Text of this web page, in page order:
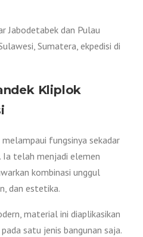
Jabodetabek dan Pulau
Sumatera, ekpedisi di
Kliplok
fungsinya sekadar
Ia telah menjadi elemen
kombinasi unggul
dan estetika.
material ini diaplikasikan
satu jenis bangunan saja.